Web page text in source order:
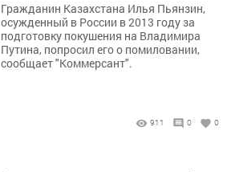
Гражданин Казахстана Илья Пьянзин,
осужденный в России в 2013 году за
подготовку покушения на Владимира
Путина, попросил его о помиловании,
сообщает "Коммерсант".
911 0 0